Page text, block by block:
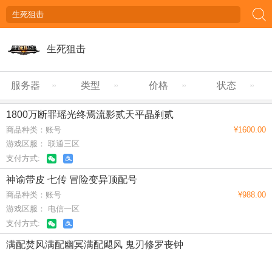
生死狙击
服务器 类型 价格 状态
1800万断罪瑶光终焉流影贰天平晶刹贰
商品种类：账号
游戏区服： 联通三区
支付方式:
¥1600.00
神谕带皮 七传 冒险变异顶配号
商品种类：账号
游戏区服： 电信一区
支付方式:
¥988.00
满配焚风满配幽冥满配飓风 鬼刃修罗丧钟